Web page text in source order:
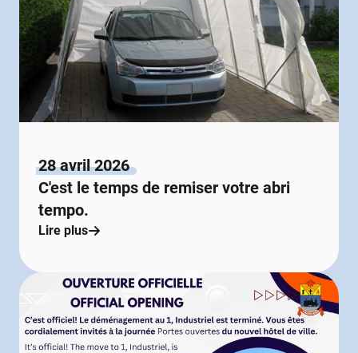
28 avril 2026
C'est le temps de remiser votre abri
tempo.
Lire plus